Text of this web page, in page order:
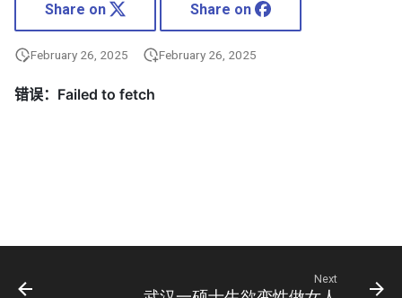
Share on Share on
February 26, 2025 February 26, 2025
Next